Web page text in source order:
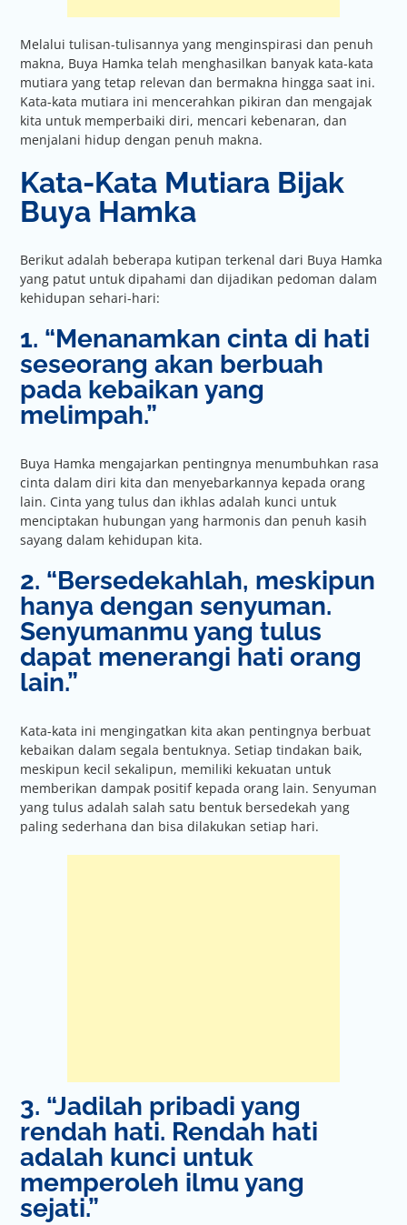
Melalui tulisan-tulisannya yang menginspirasi dan penuh
makna, Buya Hamka telah menghasilkan banyak kata-kata
mutiara yang tetap relevan dan bermakna hingga saat ini.
Kata-kata mutiara ini mencerahkan pikiran dan mengajak
kita untuk memperbaiki diri, mencari kebenaran, dan
menjalani hidup dengan penuh makna.
Kata-Kata Mutiara Bijak
Buya Hamka
Berikut adalah beberapa kutipan terkenal dari Buya Hamka
yang patut untuk dipahami dan dijadikan pedoman dalam
kehidupan sehari-hari:
1. “Menanamkan cinta di hati
seseorang akan berbuah
pada kebaikan yang
melimpah.”
Buya Hamka mengajarkan pentingnya menumbuhkan rasa
cinta dalam diri kita dan menyebarkannya kepada orang
lain. Cinta yang tulus dan ikhlas adalah kunci untuk
menciptakan hubungan yang harmonis dan penuh kasih
sayang dalam kehidupan kita.
2. “Bersedekahlah, meskipun
hanya dengan senyuman.
Senyumanmu yang tulus
dapat menerangi hati orang
lain.”
Kata-kata ini mengingatkan kita akan pentingnya berbuat
kebaikan dalam segala bentuknya. Setiap tindakan baik,
meskipun kecil sekalipun, memiliki kekuatan untuk
memberikan dampak positif kepada orang lain. Senyuman
yang tulus adalah salah satu bentuk bersedekah yang
paling sederhana dan bisa dilakukan setiap hari.
3. “Jadilah pribadi yang
rendah hati. Rendah hati
adalah kunci untuk
memperoleh ilmu yang
sejati.”